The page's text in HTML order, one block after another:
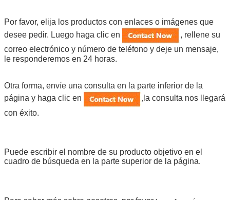
Por favor, elija los productos con enlaces o imágenes que
desee pedir. Luego haga clic en
, rellene su
correo electrónico y número de teléfono y deje un mensaje,
le responderemos en 24 horas.
Otra forma, envíe una consulta en la parte inferior de la
página y haga clic en
, la consulta nos llegará
con éxito.
Puede escribir el nombre de su producto objetivo en el
cuadro de búsqueda en la parte superior de la página.